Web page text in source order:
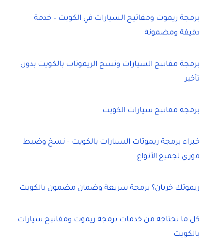
برمجة ريموت ومفاتيح السيارات في الكويت – خدمة
دقيقة ومضمونة
برمجة مفاتيح السيارات ونسخ الريموتات بالكويت بدون
تأخير
برمجة مفاتيح سيارات الكويت
خبراء برمجة ريموتات السيارات بالكويت – نسخ وضبط
فوري لجميع الأنواع
ريموتك خربان؟ برمجة سريعة وضمان مضمون بالكويت
كل ما تحتاجه من خدمات برمجة ريموت ومفاتيح سيارات
بالكويت